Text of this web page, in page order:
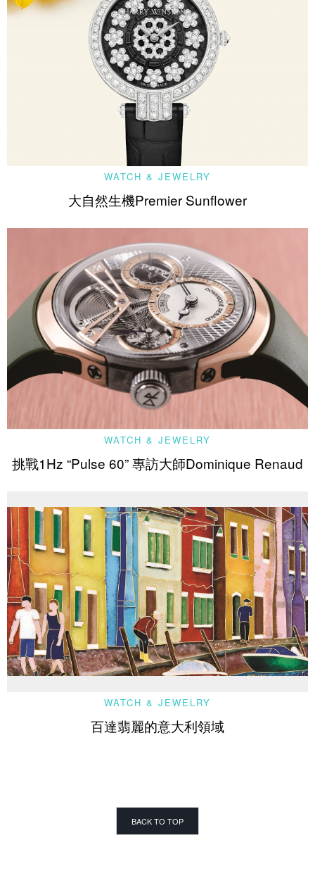
WATCH & JEWELRY
大自然生機Premier Sunflower
WATCH & JEWELRY
挑戰1Hz “Pulse 60” 專訪大師Dominique Renaud
WATCH & JEWELRY
百達翡麗的意大利領域
BACK TO TOP